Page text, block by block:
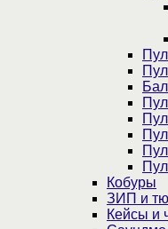
Кобуры
ЗИП и
Кейсы и